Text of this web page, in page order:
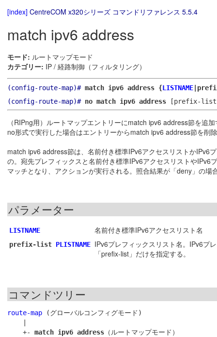
[index] CentreCOM x320シリーズ コマンドリファレンス 5.5.4
match ipv6 address
モード: ルートマップモード
カテゴリー: IP / 経路制御（フィルタリング）
(config-route-map)# match ipv6 address {LISTNAME
(config-route-map)# no match ipv6 address [prefix-
（RIPng用）ルートマップエントリーにmatch ipv6 address節を追
no形式で実行した場合はエントリーからmatch ipv6 address節を削
match ipv6 address節は、名前付き標準IPv6アクセスリストかIPv6
の。宛先プレフィックスと名前付き標準IPv6アクセスリストや
マッチとなり、アクションが実行される。照合結果が「deny」の
パラメーター
LISTNAME 名前付き標準IPv6アクセスリスト名
prefix-list PLISTNAME IPv6プレフィックスリスト名。IPv6プ
「prefix-list」だけを指定する。
コマンドツリー
route-map (グローバルコンフィグモード)
    +-
match ipv6 address